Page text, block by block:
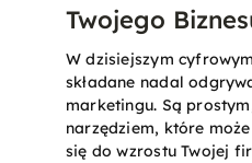
Twojego
W dzisiejszym
składane nadal
marketingu. Są
narzędziem, które
się do wzrostu Twojej